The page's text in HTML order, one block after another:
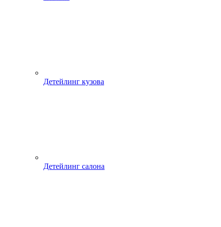
Детейлинг кузова
Детейлинг салона